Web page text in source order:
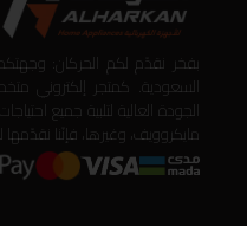
بفخر نقدّم لكم الحركان: وجهتكم
السعودية. كمتجر إلكتروني
الجودة العالية لتلبية جميع
مايكروويف، وغيرها، فإنّنا